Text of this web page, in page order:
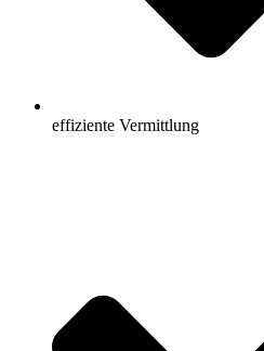
effiziente Vermittlung